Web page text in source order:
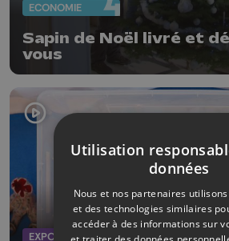
ECONOMIE
Sapin de Noël livré et
vous
EXPOS
Utilisation
données
Nous et nos partenaires
et des technologies similaires
accéder à des informations sur